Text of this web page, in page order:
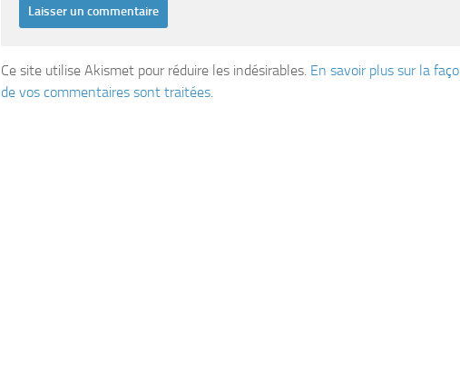
Ce site utilise Akismet pour réduire les indésirables. En savoir plus sur la
de vos commentaires sont traitées